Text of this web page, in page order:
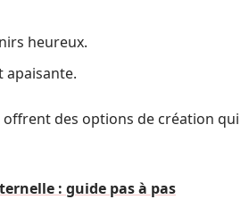
heureux.
apaisante.
offrent des options de création qui
: guide pas à pas